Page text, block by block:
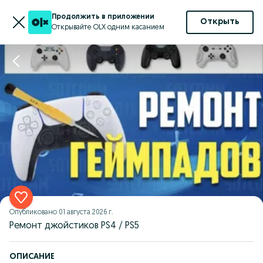
Продолжить в приложении
Открывайте OLX одним касанием
Открыть
Опубликовано 01 августа 2026 г.
Ремонт джойстиков PS4 / PS5
ОПИСАНИЕ